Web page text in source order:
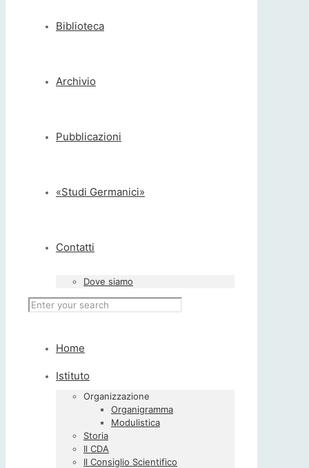
Biblioteca
Archivio
Pubblicazioni
«Studi Germanici»
Contatti
Dove siamo
Home
Istituto
Organizzazione
Organigramma
Modulistica
Storia
Il CDA
Il Consiglio Scientifico